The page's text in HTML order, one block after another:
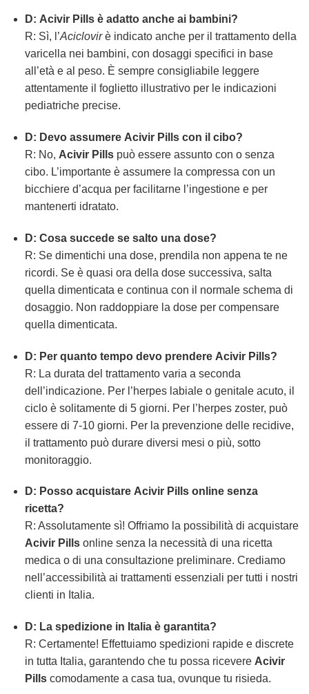
D: Acivir Pillsè adatto anche ai bambini?
R: Sì, l’Aciclovirè indicato anche per il trattamento della
varicella nei bambini, con dosaggi specifici in base
all’età e al peso. È sempre consigliabile leggere
attentamente il foglietto illustrativo per le indicazioni
pediatriche precise.
D: Devo assumere Acivir Pillscon il cibo?
R: No, Acivir Pillspuò essere assunto con o senza
cibo. L’importante è assumere la compressa con un
bicchiere d’acqua per facilitarne l’ingestione e per
mantenerti idratato.
D: Cosa succede se salto una dose?
R: Se dimentichi una dose, prendila non appena te ne
ricordi. Se è quasi ora della dose successiva, salta
quella dimenticata e continua con il normale schema di
dosaggio. Non raddoppiare la dose per compensare
quella dimenticata.
D: Per quanto tempo devo prendere Acivir Pills?
R: La durata del trattamento varia a seconda
dell’indicazione. Per l’herpes labiale o genitale acuto, il
ciclo è solitamente di 5 giorni. Per l’herpes zoster, può
essere di 7-10 giorni. Per la prevenzione delle recidive,
il trattamento può durare diversi mesi o più, sotto
monitoraggio.
D: Posso acquistare Acivir Pillsonline senza
ricetta?
R: Assolutamente sì! Offriamo la possibilità di acquistare
Acivir Pillsonline senza la necessità di una ricetta
medica o di una consultazione preliminare. Crediamo
nell’accessibilità ai trattamenti essenziali per tutti i nostri
clienti in Italia.
D: La spedizione in Italia è garantita?
R: Certamente! Effettuiamo spedizioni rapide e discrete
in tutta Italia, garantendo che tu possa ricevere Acivir
Pillscomodamente a casa tua, ovunque tu risieda.